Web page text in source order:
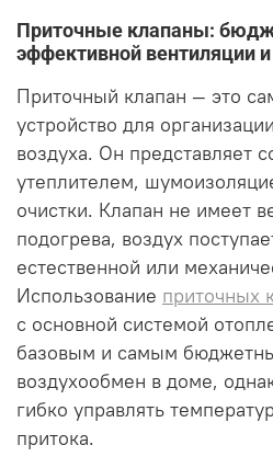
Приточные клапаны:
эффективной вентиляции
Приточный клапан — это
устройство для
воздуха. Он представляет
утеплителем,
очистки. Клапан не имеет
подогрева, воздух
естественной или
Использование приточных
с основной системой
базовым и самым
воздухообмен в доме,
гибко управлять
притока.